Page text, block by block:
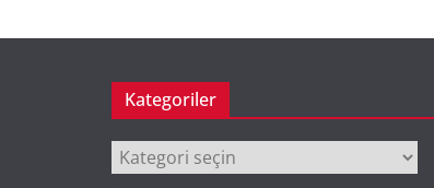
Kategoriler
Kategoriler